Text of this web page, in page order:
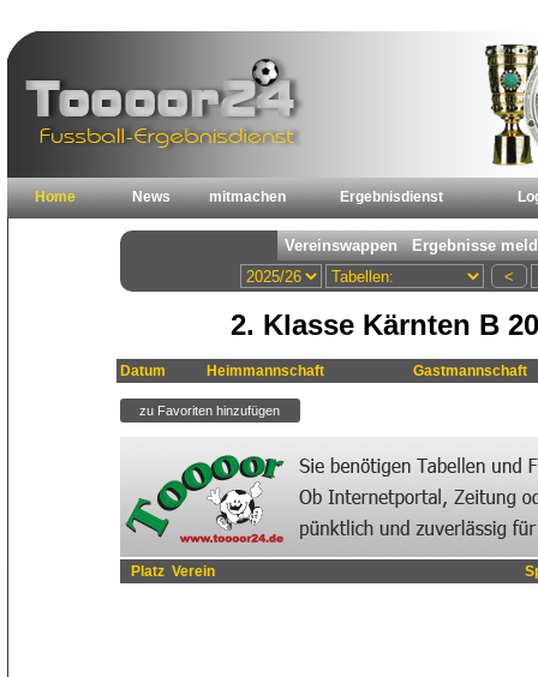
Home News mitmachen Ergebnisdienst
2. Klasse Kärnten B
Datum Heimmannschaft Gastmannschaft
Platz Verein